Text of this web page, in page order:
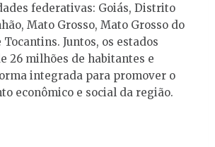
federativas: Goiás, Distrito
Mato Grosso, Mato Grosso do
Tocantins. Juntos, os estados
26 milhões de habitantes e
integrada para promover o
econômico e social da região.